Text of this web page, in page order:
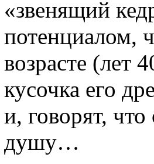
«звенящий
потенциалом,
возрасте (лет
кусочка его
и, говорят,
душу…